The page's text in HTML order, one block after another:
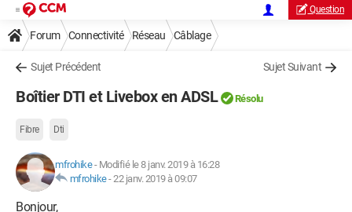
Question
Forum Connectivité Réseau Câblage
Sujet Précédent Sujet Suivant
Boîtier DTI et Livebox en ADSL Résolu
Fibre Dti
mfrohike- Modifié le 8 janv. 2019 à 16:28
mfrohike-22 janv. 2019 à 09:07
Bonjour,